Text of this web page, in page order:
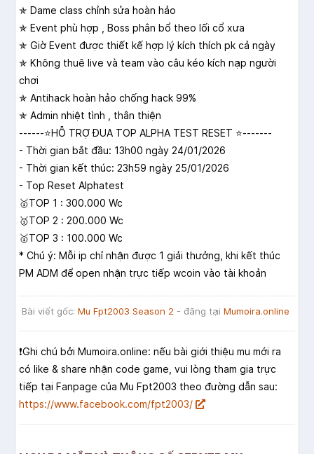
✯ Dame class chỉnh sửa hoàn hảo
✯ Event phù hợp , Boss phân bổ theo lối cổ xưa
✯ Giờ Event được thiết kế hợp lý kích thích pk cả ngày
✯ Không thuê live và team vào câu kéo kích nạp người
chơi
✯ Antihack hoàn hảo chống hack 99%
✯ Admin nhiệt tình , thân thiện
------⭐HỖ TRỢ ĐUA TOP ALPHA TEST RESET ⭐-------
- Thời gian bắt đầu: 13h00 ngày 24/01/2026
- Thời gian kết thúc: 23h59 ngày 25/01/2026
- Top Reset Alphatest
🥇TOP 1 : 300.000 Wc
🥇TOP 2 : 200.000 Wc
🥇TOP 3 : 100.000 Wc
* Chú ý: Mỗi ip chỉ nhận được 1 giải thưởng, khi kết thúc
PM ADM để open nhận trực tiếp wcoin vào tài khoản
Bài viết gốc: Mu Fpt2003 Season 2 - đăng tại Mumoira.online
❗️Ghi chú bởi Mumoira.online: nếu bài giới thiệu mu mới ra
có like & share nhận code game, vui lòng tham gia trực
tiếp tại Fanpage của Mu Fpt2003 theo đường dẫn sau:
https://www.facebook.com/fpt2003/